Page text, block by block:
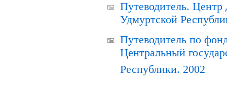
Путеводитель.
Удмуртской
Путеводитель по
Центральный
Республики. 2002